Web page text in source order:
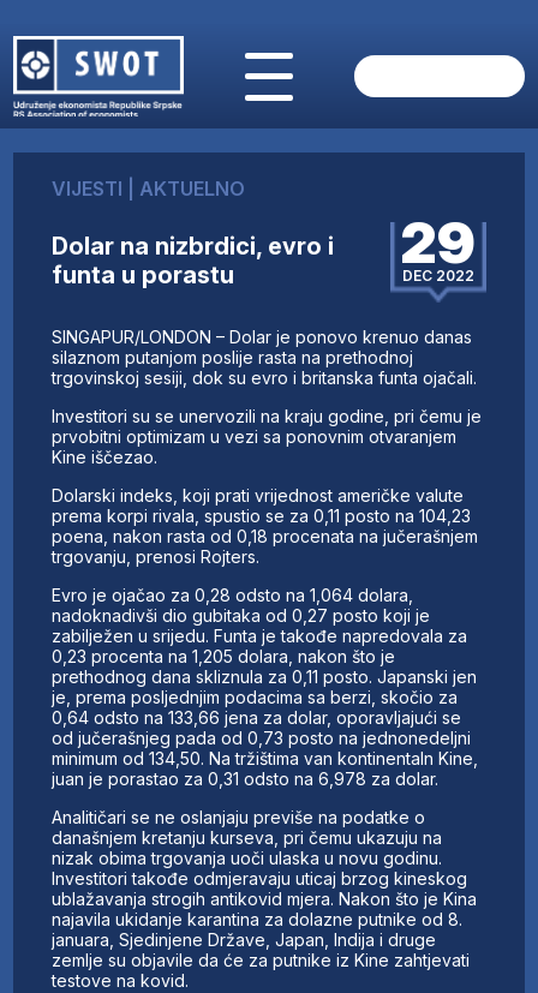
O NAMA
AKTUELNO
ANALIZE
FINANSIJE
IZ STRANIH MEDIJA
AKTIVNOSTI
SWOT INTERVJU
UČLANI SE
KONTAKT
VIJESTI AKTUELNO
Dolar na nizbrdici, evro i
funta u porastu
29
DEC 2022
SINGAPUR/LONDON – Dolar je ponovo krenuo danas
silaznom putanjom poslije rasta na prethodnoj
trgovinskoj sesiji, dok su evro i britanska funta ojačali.
Investitori su se unervozili na kraju godine, pri čemu je
prvobitni optimizam u vezi sa ponovnim otvaranjem
Kine iščezao.
Dolarski indeks, koji prati vrijednost američke valute
prema korpi rivala, spustio se za 0,11 posto na 104,23
poena, nakon rasta od 0,18 procenata na jučerašnjem
trgovanju, prenosi Rojters.
Evro je ojačao za 0,28 odsto na 1,064 dolara,
nadoknadivši dio gubitaka od 0,27 posto koji je
zabilježen u srijedu. Funta je takođe napredovala za
0,23 procenta na 1,205 dolara, nakon što je
prethodnog dana skliznula za 0,11 posto. Japanski jen
je, prema posljednjim podacima sa berzi, skočio za
0,64 odsto na 133,66 jena za dolar, oporavljajući se
od jučerašnjeg pada od 0,73 posto na jednonedeljni
minimum od 134,50. Na tržištima van kontinentaln Kine,
juan je porastao za 0,31 odsto na 6,978 za dolar.
Analitičari se ne oslanjaju previše na podatke o
današnjem kretanju kurseva, pri čemu ukazuju na
nizak obima trgovanja uoči ulaska u novu godinu.
Investitori takođe odmjeravaju uticaj brzog kineskog
ublažavanja strogih antikovid mjera. Nakon što je Kina
najavila ukidanje karantina za dolazne putnike od 8.
januara, Sjedinjene Države, Japan, Indija i druge
zemlje su objavile da će za putnike iz Kine zahtjevati
testove na kovid.